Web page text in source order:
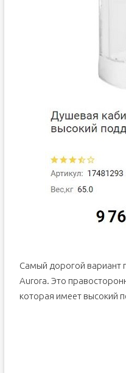
Самый дорогой вариант
Aurora. Это
которая имеет высокий